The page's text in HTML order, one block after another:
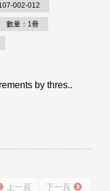
002-012
數量：1冊
by thres..
上一頁 下一頁